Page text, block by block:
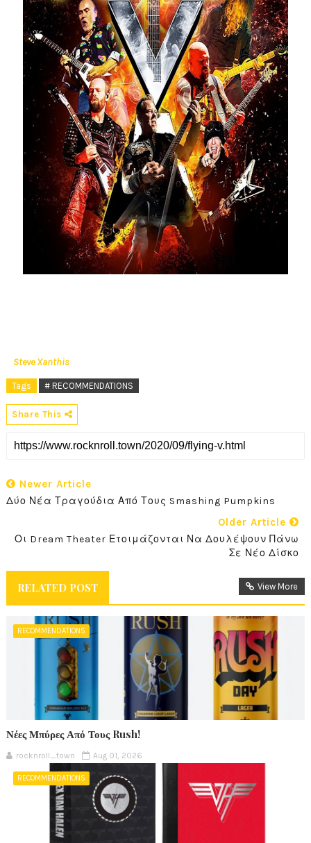
Steve Xanthis
Tags # RECOMMENDATIONS
Share This
Newer Article
Δύο Νέα Τραγούδια Από Τους Smashing Pumpkins
Older Article
Οι Dream Theater Ετοιμάζονται Να Δουλέψουν Πάνω
Σε Νέο Δίσκο
RELATED POST View More
RECOMMENDATIONS
Νέες Μπύρες Από Τους Rush!
rocknroll_town Aug 01, 2026
RECOMMENDATIONS